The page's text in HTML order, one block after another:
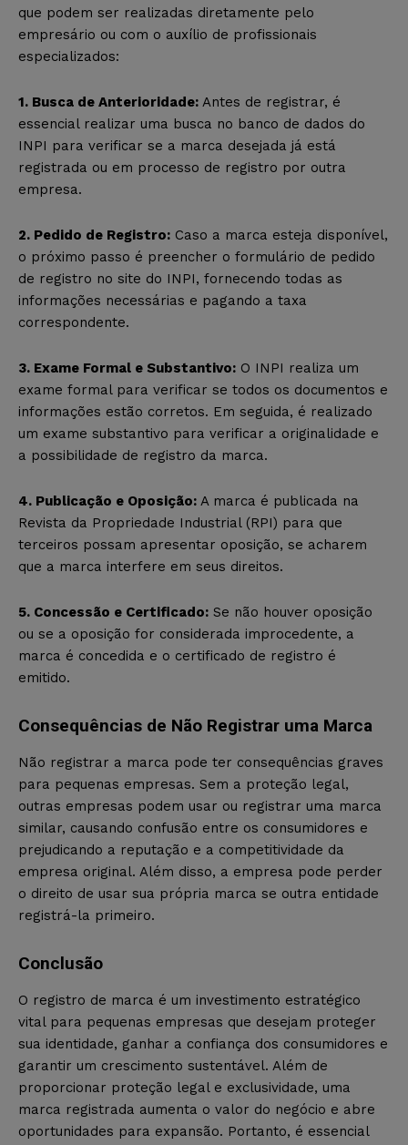
que podem ser realizadas diretamente pelo
empresário ou com o auxílio de profissionais
especializados:
1. Busca de Anterioridade: Antes de registrar, é
essencial realizar uma busca no banco de dados do
INPI para verificar se a marca desejada já está
registrada ou em processo de registro por outra
empresa.
2. Pedido de Registro: Caso a marca esteja disponível,
o próximo passo é preencher o formulário de pedido
de registro no site do INPI, fornecendo todas as
informações necessárias e pagando a taxa
correspondente.
3. Exame Formal e Substantivo: O INPI realiza um
exame formal para verificar se todos os documentos e
informações estão corretos. Em seguida, é realizado
um exame substantivo para verificar a originalidade e
a possibilidade de registro da marca.
4. Publicação e Oposição: A marca é publicada na
Revista da Propriedade Industrial (RPI) para que
terceiros possam apresentar oposição, se acharem
que a marca interfere em seus direitos.
5. Concessão e Certificado: Se não houver oposição
ou se a oposição for considerada improcedente, a
marca é concedida e o certificado de registro é
emitido.
Consequências de Não Registrar uma Marca
Não registrar a marca pode ter consequências graves
para pequenas empresas. Sem a proteção legal,
outras empresas podem usar ou registrar uma marca
similar, causando confusão entre os consumidores e
prejudicando a reputação e a competitividade da
empresa original. Além disso, a empresa pode perder
o direito de usar sua própria marca se outra entidade
registrá-la primeiro.
Conclusão
O registro de marca é um investimento estratégico
vital para pequenas empresas que desejam proteger
sua identidade, ganhar a confiança dos consumidores e
garantir um crescimento sustentável. Além de
proporcionar proteção legal e exclusividade, uma
marca registrada aumenta o valor do negócio e abre
oportunidades para expansão. Portanto, é essencial